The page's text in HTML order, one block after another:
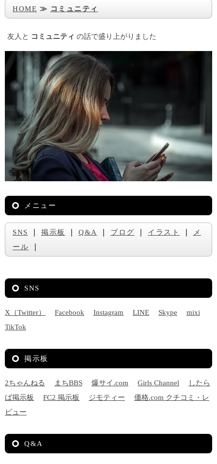
HOME ≫ コミュニティ
友人と コミュニティ の話で盛り上がりました
メニュー
SNS 掲示板 Q&A ブログ イラスト
メ
ール
SNS
X（Twitter） Facebook Instagram LINE Skype
mixi
TikTok
掲示板
2ちゃんねる まちBBS 爆サイ.com Girls Channel
したら
ば掲示板
FC2 掲示板 ジモティー
価格.com クチコミ・レ
ビュー
Q&A